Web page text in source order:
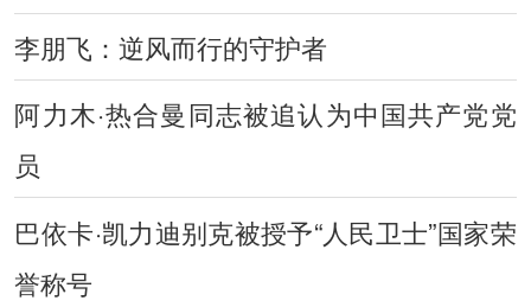
李朋飞：逆风而行的守护者
阿力木·热合曼同志被追认为中国共产党党
员
巴依卡·凯力迪别克被授予“人民卫士”国家荣
誉称号